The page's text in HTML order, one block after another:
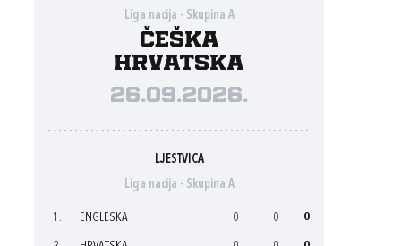
Liga nacija - Skupina A
Češka
Hrvatska
26.09.2026.
LJESTVICA
Liga nacija - Skupina A
1. ENGLESKA 0 0 0